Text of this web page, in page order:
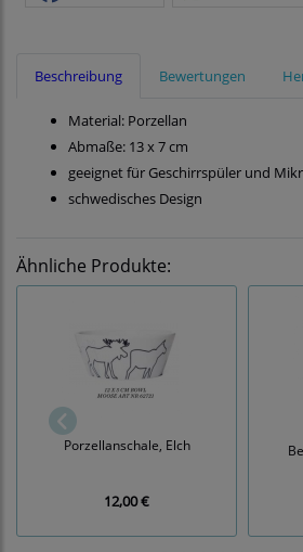
Beschreibung Bewertungen
Material: Porzellan
Abmaße: 13 x 7 cm
geeignet für Geschirrspüler und
schwedisches Design
Ähnliche Produkte:
Porzellanschale, Elch
12,00 €